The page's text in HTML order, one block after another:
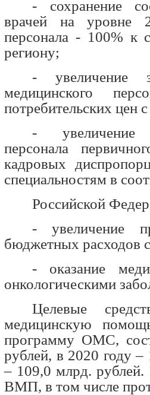
- сохранение
врачей на уровне
персонала - 100% к
региону;
- увеличение
медицинского
потребительских цен
- увеличение
персонала
кадровых
специальностям в
Российской
- увеличение
бюджетных расходов
- оказание
онкологическими
Целевые
медицинскую
программу ОМС,
рублей, в 2020 году
– 109,0 млрд.
ВМП, в том числе